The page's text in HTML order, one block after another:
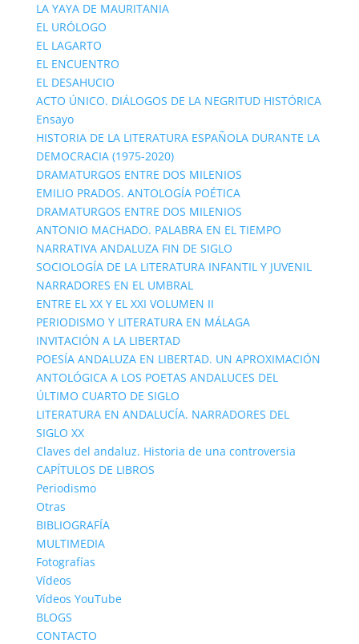
LA YAYA DE MAURITANIA
EL URÓLOGO
EL LAGARTO
EL ENCUENTRO
EL DESAHUCIO
ACTO ÚNICO. DIÁLOGOS DE LA NEGRITUD HISTÓRICA
Ensayo
HISTORIA DE LA LITERATURA ESPAÑOLA DURANTE LA
DEMOCRACIA (1975-2020)
DRAMATURGOS ENTRE DOS MILENIOS
EMILIO PRADOS. ANTOLOGÍA POÉTICA
DRAMATURGOS ENTRE DOS MILENIOS
ANTONIO MACHADO. PALABRA EN EL TIEMPO
NARRATIVA ANDALUZA FIN DE SIGLO
SOCIOLOGÍA DE LA LITERATURA INFANTIL Y JUVENIL
NARRADORES EN EL UMBRAL
ENTRE EL XX Y EL XXI VOLUMEN II
PERIODISMO Y LITERATURA EN MÁLAGA
INVITACIÓN A LA LIBERTAD
POESÍA ANDALUZA EN LIBERTAD. UN APROXIMACIÓN
ANTOLÓGICA A LOS POETAS ANDALUCES DEL
ÚLTIMO CUARTO DE SIGLO
LITERATURA EN ANDALUCÍA. NARRADORES DEL
SIGLO XX
Claves del andaluz. Historia de una controversia
CAPÍTULOS DE LIBROS
Periodismo
Otras
BIBLIOGRAFÍA
MULTIMEDIA
Fotografías
Vídeos
Vídeos YouTube
BLOGS
CONTACTO